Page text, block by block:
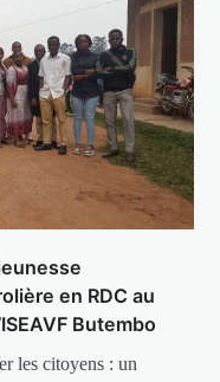
en RDC au
Butembo
les citoyens : un